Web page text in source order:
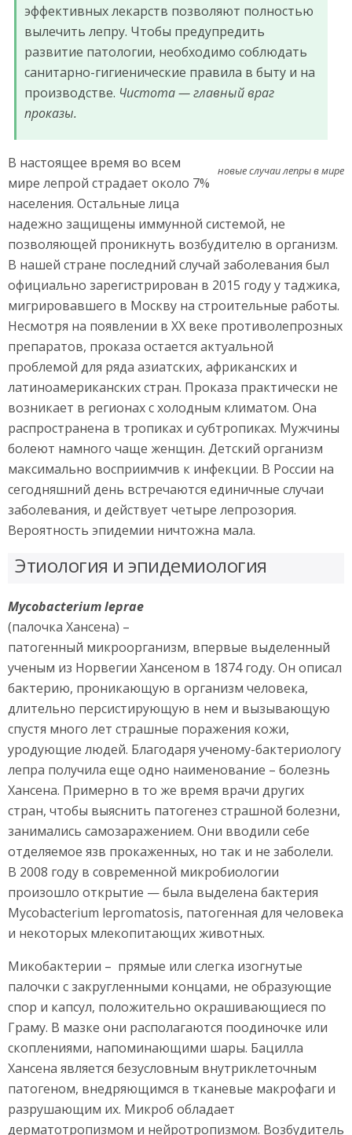
эффективных лекарств позволяют полностью
вылечить лепру. Чтобы предупредить
развитие патологии, необходимо соблюдать
санитарно-гигиенические правила в быту и на
производстве. Чистота — главный враг
проказы.
новые случаи лепры в мире
В настоящее время во всем
мире лепрой страдает около 7%
населения. Остальные лица
надежно защищены иммунной системой, не
позволяющей проникнуть возбудителю в организм.
В нашей стране последний случай заболевания был
официально зарегистрирован в 2015 году у таджика,
мигрировавшего в Москву на строительные работы.
Несмотря на появлении в ХХ веке противолепрозных
препаратов, проказа остается актуальной
проблемой для ряда азиатских, африканских и
латиноамериканских стран. Проказа практически не
возникает в регионах с холодным климатом. Она
распространена в тропиках и субтропиках. Мужчины
болеют намного чаще женщин. Детский организм
максимально восприимчив к инфекции. В России на
сегодняшний день встречаются единичные случаи
заболевания, и действует четыре лепрозория.
Вероятность эпидемии ничтожна мала.
Этиология и эпидемиология
Mycobacterium leprae
(палочка Хансена) –
патогенный микроорганизм, впервые выделенный
ученым из Норвегии Хансеном в 1874 году. Он описал
бактерию, проникающую в организм человека,
длительно персистирующую в нем и вызывающую
спустя много лет страшные поражения кожи,
уродующие людей. Благодаря ученому-бактериологу
лепра получила еще одно наименование – болезнь
Хансена. Примерно в то же время врачи других
стран, чтобы выяснить патогенез страшной болезни,
занимались самозаражением. Они вводили себе
отделяемое язв прокаженных, но так и не заболели.
В 2008 году в современной микробиологии
произошло открытие — была выделена бактерия
Mycobacterium lepromatosis, патогенная для человека
и некоторых млекопитающих животных.
Микобактерии – прямые или слегка изогнутые
палочки с закругленными концами, не образующие
спор и капсул, положительно окрашивающиеся по
Граму. В мазке они располагаются поодиночке или
скоплениями, напоминающими шары. Бацилла
Хансена является безусловным внутриклеточным
патогеном, внедряющимся в тканевые макрофаги и
разрушающим их. Микроб обладает
дерматотропизмом и нейротропизмом. Возбудитель